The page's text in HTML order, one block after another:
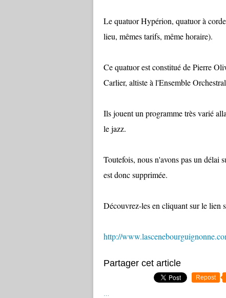
Le quatuor Hypérion, quatuor à
lieu, mêmes tarifs, même horaire).
Ce quatuor est constitué de Pierre
Carlier, altiste à l'Ensemble
Ils jouent un programme très varié
le jazz.
Toutefois, nous n'avons pas un délai
est donc supprimée.
Découvrez-les en cliquant sur le lien
http://
Partager cet article
Repost
…